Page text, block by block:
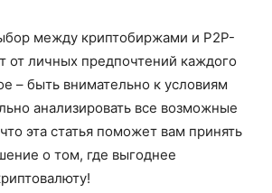
между криптобиржами и P2P-
от личных предпочтений каждого
– быть внимательно к условиям
анализировать все возможные
эта статья поможет вам принять
о том, где выгоднее